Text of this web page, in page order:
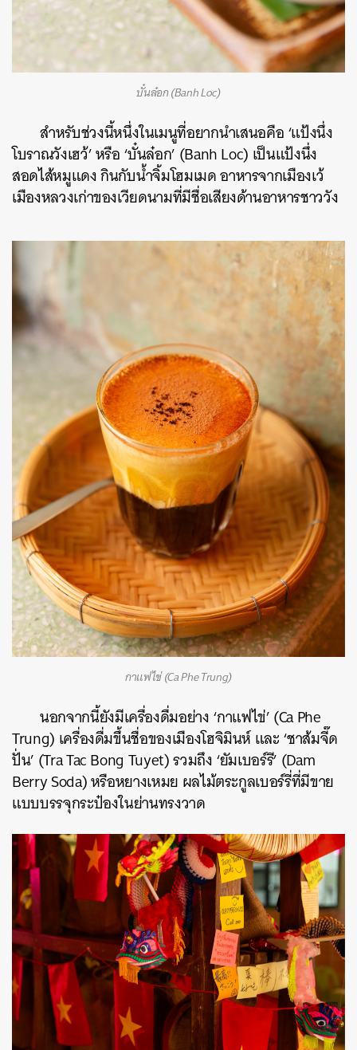
บั๋นล๋อก (Banh Loc)
สำหรับช่วงนี้หนึ่งในเมนูที่อยากนำเสนอคือ ‘แป้งนึ่ง
โบราณวังเฮว้’ หรือ ‘บั๋นล๋อก’ (Banh Loc) เป็นแป้งนึ่ง
สอดไส้หมูแดง กินกับน้ำจิ้มโฮมเมด อาหารจากเมืองเว้
เมืองหลวงเก่าของเวียดนามที่มีชื่อเสียงด้านอาหารชาววัง
กาแฟไข่ (Ca Phe Trung)
นอกจากนี้ยังมีเครื่องดื่มอย่าง ‘กาแฟไข่’ (Ca Phe
Trung) เครื่องดื่มขึ้นชื่อของเมืองโฮจิมินห์ และ ‘ชาส้มจี๊ด
ปั่น’ (Tra Tac Bong Tuyet) รวมถึง ‘ยัมเบอร์รี’ (Dam
Berry Soda) หรือหยางเหมย ผลไม้ตระกูลเบอร์รี่ที่มีขาย
แบบบรรจุกระป๋องในย่านทรงวาด